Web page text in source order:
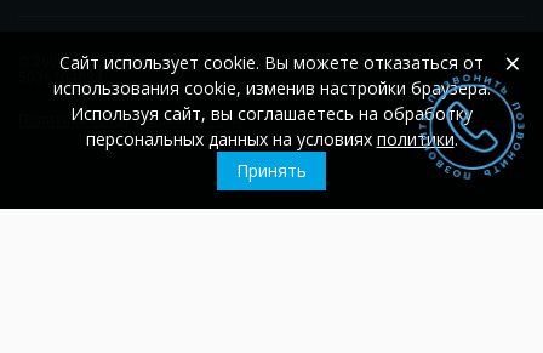
© 2007 – 2026 ООО «Гласс Проект» ОГРН 1105074002560; ИНН
Политика конфиденциальности
Сайт использует cookie. Вы можете отказаться от
использования cookie, изменив настройки браузера.
Используя сайт, вы соглашаетесь на обработку
персональных данных на условиях политики.
Принять
×